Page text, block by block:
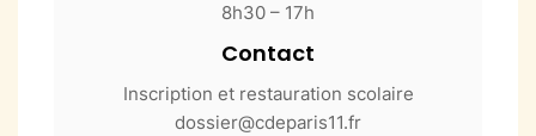
8h30 – 17h
Contact
Inscription et restauration scolaire
dossier@cdeparis11.fr